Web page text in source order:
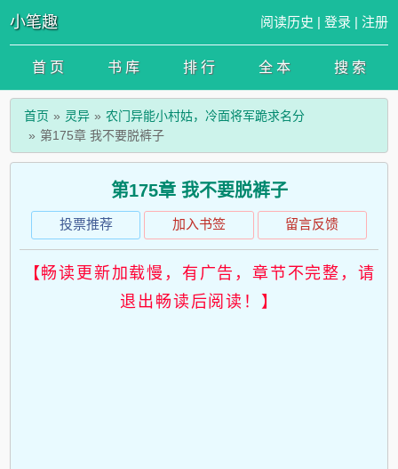
小笔趣 阅读历史 | 登录 | 注册
首 页 书 库 排 行 全 本 搜 索
首页 灵异
农门异能小村姑，冷面将军跪求名分
第175章 我不要脱裤子
第175章 我不要脱裤子
投票推荐 加入书签 留言反馈
【畅读更新加载慢，有广告，章节不完整，请
退出畅读后阅读！】